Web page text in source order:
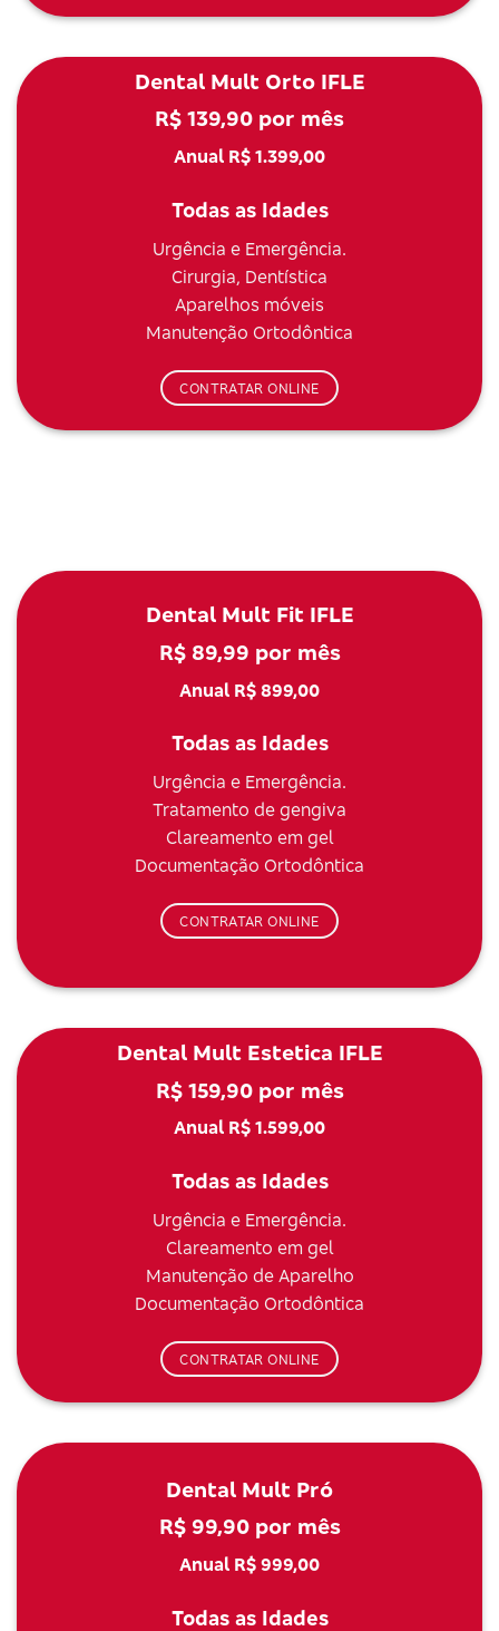
Dental Mult Orto IFLE
R$ 139,90 por mês
Anual R$ 1.399,00
Todas as Idades
Urgência e Emergência.
Cirurgia, Dentística
Aparelhos móveis
Manutenção Ortodôntica
CONTRATAR ONLINE
Dental Mult Fit IFLE
R$ 89,99 por mês
Anual R$ 899,00
Todas as Idades
Urgência e Emergência.
Tratamento de gengiva
Clareamento em gel
Documentação Ortodôntica
CONTRATAR ONLINE
Dental Mult Estetica IFLE
R$ 159,90 por mês
Anual R$ 1.599,00
Todas as Idades
Urgência e Emergência.
Clareamento em gel
Manutenção de Aparelho
Documentação Ortodôntica
CONTRATAR ONLINE
Dental Mult Pró
R$ 99,90 por mês
Anual R$ 999,00
Todas as Idades